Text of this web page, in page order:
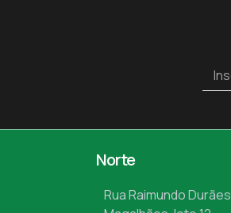
Norte
Rua Raimundo Durães